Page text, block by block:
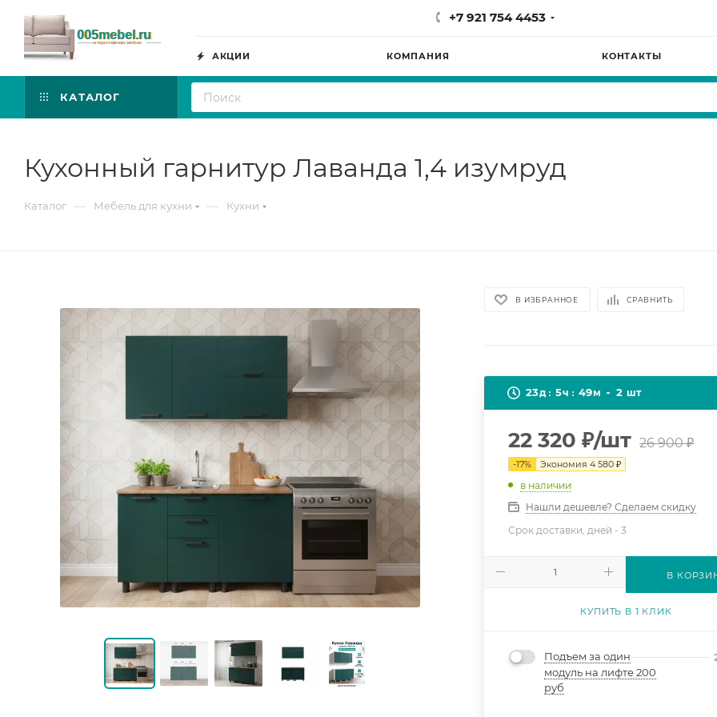
+7 921 754 4453
АКЦИИ КОМПАНИЯ КОНТАКТЫ
КАТАЛОГ
Кухонный гарнитур Лаванда 1,4 изумруд
Каталог — Мебель для кухни — Кухни
В ИЗБРАННОЕ СРАВНИТЬ
23д 5ч 49м 2 шт
22 320 ₽/шт 26 900₽
-17% Экономия4 580 ₽
в наличии
Нашли дешевле? Сделаем скидку
Срок доставки, дней -3
В
КУПИТЬ В 1 КЛИК
Подъем за один
модуль на лифте 200
руб